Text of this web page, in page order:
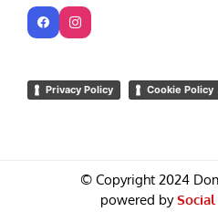
Privacy Policy Cookie Policy
© Copyright 2024
powered by